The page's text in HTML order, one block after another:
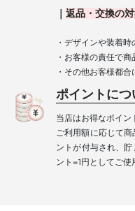
返品 ・ 交換の
・デザインや装着
・お客様の責任で
・その他お客様都合
ポイントにつ
当店はお得なポイン
ご利用額に応じて
ントが付与され、
ント=1円としてご使